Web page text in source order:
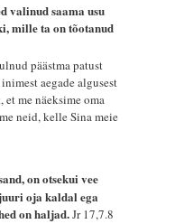
valinud saama usu
mille ta on tõotanud
päästma patust
aegade algusest
me näeksime oma
neid, kelle Sina meie
on otsekui vee
oja kaldal ega
on haljad.Jr 17,7.8